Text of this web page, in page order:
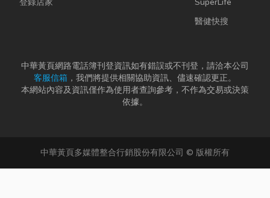
醫健快搜
中華黃頁網路電話簿刊登資訊如有錯誤或不刊登，請洽本公司
客服信箱 ，我們將提供相關協助資訊、儘速確認更正。
本網站內容及資訊僅作為使用者查詢參考，不作為交易或決策
依據。
中華黃頁多媒體整合行銷股份有限公司 © 版權所有